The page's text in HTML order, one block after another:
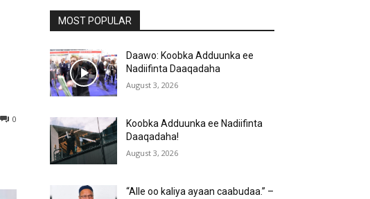
0
MOST POPULAR
Daawo: Koobka Adduunka ee
Nadiifinta Daaqadaha
August 3, 2026
Koobka Adduunka ee Nadiifinta
Daaqadaha!
August 3, 2026
“Alle oo kaliya ayaan caabudaa.” –